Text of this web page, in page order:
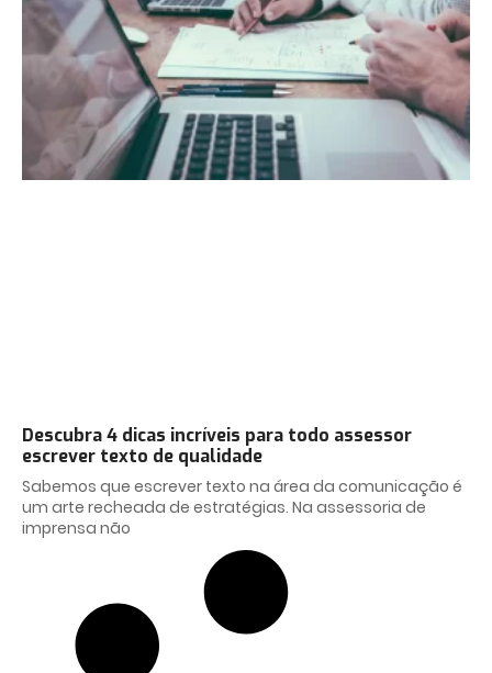
Descubra 4 dicas incríveis para todo assessor
escrever texto de qualidade
Sabemos que escrever texto na área da comunicação é
um arte recheada de estratégias. Na assessoria de
imprensa não